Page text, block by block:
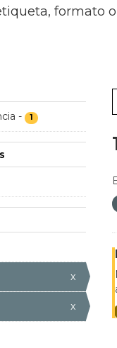
formato
- 1
x
x